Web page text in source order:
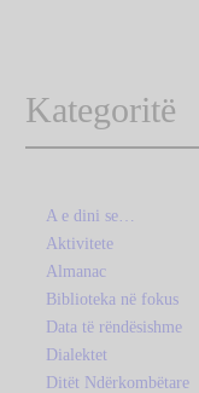
Kategoritë
A e dini se…
Aktivitete
Almanac
Biblioteka në fokus
Data të rëndësishme
Dialektet
Ditët Ndërkombëtare